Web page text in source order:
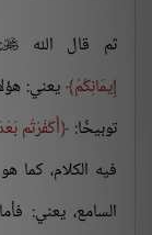
ثم قال الله 
:
إِيمَانِكُمْ يعني:
توبيخًا: أَكَفَرْتُم
فيه الكلام، كما
السامع، يعني: